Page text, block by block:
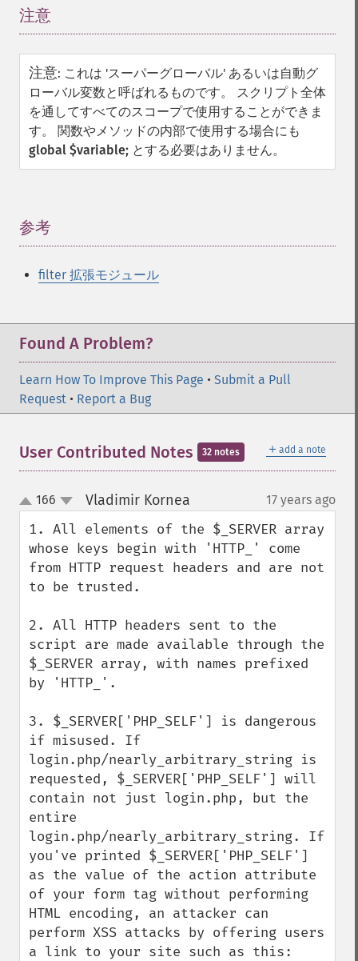
注意
注意: これは 'スーパーグローバル' あるいは自動グ
ローバル変数と呼ばれるものです。 スクリプト全体
を通してすべてのスコープで使用することができま
す。 関数やメソッドの内部で使用する場合にも
global $variable; とする必要はありません。
参考
filter 拡張モジュール
Found A Problem?
Learn How To Improve This Page • Submit a Pull
Request • Report a Bug
＋ add a note
User Contributed Notes 32 notes
up
down
166 Vladimir Kornea 17 years ago
1. All elements of the $_SERVER array
whose keys begin with 'HTTP_' come
from HTTP request headers and are not
to be trusted.
2. All HTTP headers sent to the
script are made available through the
$_SERVER array, with names prefixed
by 'HTTP_'.
3. $_SERVER['PHP_SELF'] is dangerous
if misused. If
login.php/nearly_arbitrary_string is
requested, $_SERVER['PHP_SELF'] will
contain not just login.php, but the
entire
login.php/nearly_arbitrary_string. If
you've printed $_SERVER['PHP_SELF']
as the value of the action attribute
of your form tag without performing
HTML encoding, an attacker can
perform XSS attacks by offering users
a link to your site such as this: